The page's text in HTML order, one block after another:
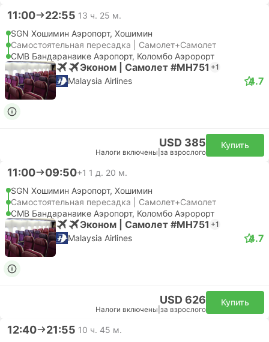
11:00 22:55 13 ч. 25 м.
SGN Хошимин Аэропорт, Хошимин
Самостоятельная пересадка | Самолет+Самолет
CMB Бандаранаике Аэропорт, Коломбо Аэророрт
Эконом | Самолет #MH751 +1
Malaysia Airlines 4.7
USD 385
Налоги включены за взрослого
Купить
11:00 09:50+1 1 д. 20 м.
SGN Хошимин Аэропорт, Хошимин
Самостоятельная пересадка | Самолет+Самолет
CMB Бандаранаике Аэропорт, Коломбо Аэророрт
Эконом | Самолет #MH751 +1
Malaysia Airlines 4.7
USD 626
Налоги включены за взрослого
Купить
12:40 21:55 10 ч. 45 м.